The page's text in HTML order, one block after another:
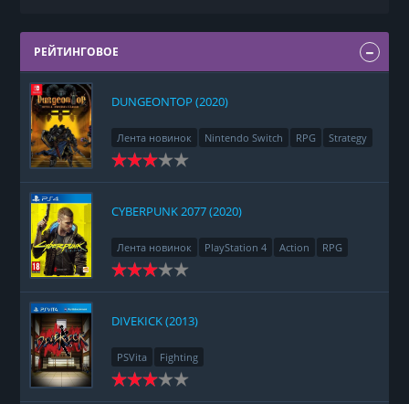
РЕЙТИНГОВОЕ
DUNGEONTOP (2020)
Лента новинок Nintendo Switch RPG Strategy
CYBERPUNK 2077 (2020)
Лента новинок PlayStation 4 Action
RPG
Racing
Adventure
DIVEKICK (2013)
PSVita Fighting